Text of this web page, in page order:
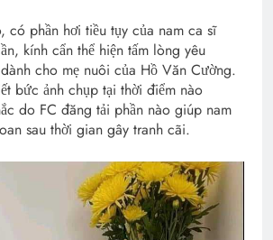
có phần hơi tiều tụy của nam ca sĩ
kính cẩn thể hiện tấm lòng yêu
cho mẹ nuôi của Hồ Văn Cường.
bức ảnh chụp tại thời điểm nào
do FC đăng tải phần nào giúp nam
sau thời gian gây tranh cãi.